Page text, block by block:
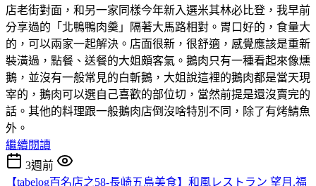
店老街對面，和另一家同樣今年新入選米其林必比登，我早前
分享過的「北鴨鴨肉羹」隔著大馬路相對。胃口好的，食量大
的，可以兩家一起解決。店面很新，很舒適，感覺應該是重新
裝潢過，點餐、送餐的大姐頗客氣。鵝肉只有一種看起來像燻
鵝，並沒有一般常見的白斬鵝，大姐說這裡的鵝肉都是當天現
宰的，鵝肉可以選自己喜歡的部位切，當然前提是還沒賣完的
話。其他的料理跟一般鵝肉店倒沒啥特別不同，除了有烤鯖魚
外。
繼續閱讀
3週前
【tabelog百名店之58-長崎五島美食】和風レストラン 望月.福